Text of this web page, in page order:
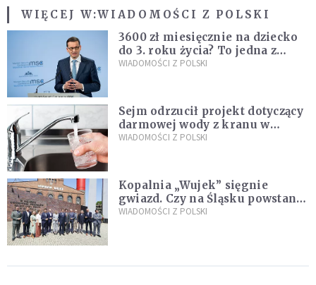
WIĘCEJ W:WIADOMOŚCI Z POLSKI
3600 zł miesięcznie na dziecko
do 3. roku życia? To jedna z
propozycji programu "Rozwój
WIADOMOŚCI Z POLSKI
Sejm odrzucił projekt dotyczący
darmowej wody z kranu w
restauracjach
WIADOMOŚCI Z POLSKI
Kopalnia „Wujek” sięgnie
gwiazd. Czy na Śląsku powstanie
„Dolina Krzemowa”?
WIADOMOŚCI Z POLSKI